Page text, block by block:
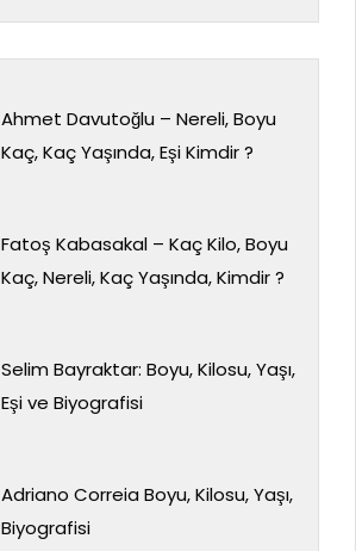
Ahmet Davutoğlu – Nereli, Boyu
Kaç, Kaç Yaşında, Eşi Kimdir ?
Fatoş Kabasakal – Kaç Kilo, Boyu
Kaç, Nereli, Kaç Yaşında, Kimdir ?
Selim Bayraktar: Boyu, Kilosu, Yaşı,
Eşi ve Biyografisi
Adriano Correia Boyu, Kilosu, Yaşı,
Biyografisi